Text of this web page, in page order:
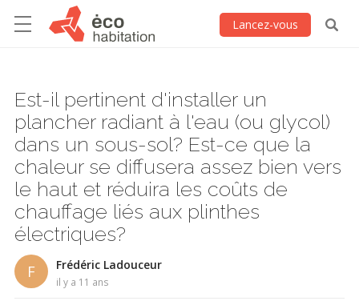
Lancez-vous
Est-il pertinent d'installer un
plancher radiant à l'eau (ou glycol)
dans un sous-sol? Est-ce que la
chaleur se diffusera assez bien vers
le haut et réduira les coûts de
chauffage liés aux plinthes
électriques?
F Frédéric Ladouceur
il y a 11 ans